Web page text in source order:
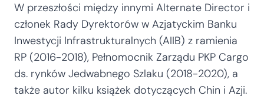
W przeszłości między innymi Alternate Director i
członek Rady Dyrektorów w Azjatyckim Banku
Inwestycji Infrastrukturalnych (AIIB) z ramienia
RP (2016-2018), Pełnomocnik Zarządu PKP Cargo
ds. rynków Jedwabnego Szlaku (2018-2020), a
także autor kilku książek dotyczących Chin i Azji.